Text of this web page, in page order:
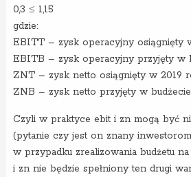
0,3 ≤ 1,15
gdzie:
EBITT – zysk operacyjny osiągnięty
EBITB – zysk operacyjny przyjęty w
ZNT – zysk netto osiągnięty w 2019
ZNB – zysk netto przyjęty w budżecie
Czyli w praktyce ebit i zn mogą być
(pytanie czy jest on znany
w przypadku zrealizowania budżetu
i zn nie będzie spełniony ten drugi